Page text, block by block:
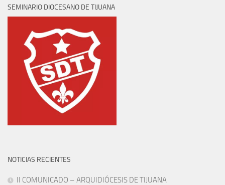
SEMINARIO DIOCESANO DE TIJUANA
NOTICIAS RECIENTES
II COMUNICADO – ARQUIDIÓCESIS DE TIJUANA